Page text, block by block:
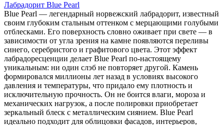
Лабрадорит Blue Pearl
Blue Pearl — легендарный норвежский лабрадорит, известный
своим глубоким стальным оттенком с мерцающими голубыми
отблесками. Его поверхность словно оживает при свете — в
зависимости от угла зрения на камне появляются переливы
синего, серебристого и графитового цвета. Этот эффект
лабрадоресценции делает Blue Pearl по-настоящему
уникальным: ни один слэб не повторяет другой. Камень
формировался миллионы лет назад в условиях высокого
давления и температуры, что придало ему плотность и
исключительную прочность. Он не боится влаги, мороза и
механических нагрузок, а после полировки приобретает
зеркальный блеск с металлическим сиянием. Blue Pearl
идеально подходит для облицовки фасадов, интерьеров,